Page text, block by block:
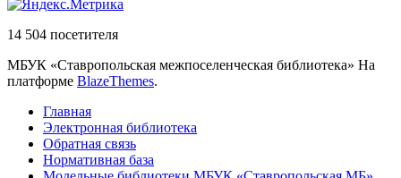
14 504 посетителя
МБУК «Ставропольская межпоселенческая библиотека» На
платформе BlazeThemes.
Главная
Электронная библиотека
Обратная связь
Нормативная база